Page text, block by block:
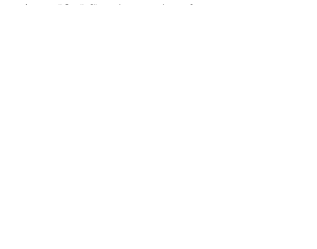
politicos să fie răsfăţate de oamenii lor preferaţi